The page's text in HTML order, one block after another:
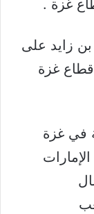
غزة .
بن زايد على
غزة
في غزة